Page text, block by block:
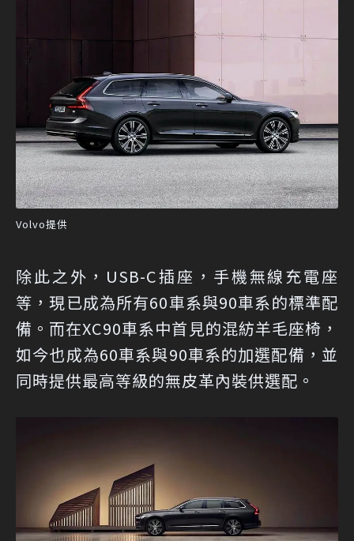
Volvo提供
除此之外，USB-C插座，手機無線充電座
等，現已成為所有60車系與90車系的標準配
備。而在XC90車系中首見的混紡羊毛座椅，
如今也成為60車系與90車系的加選配備，並
同時提供最高等級的無皮革內裝供選配。